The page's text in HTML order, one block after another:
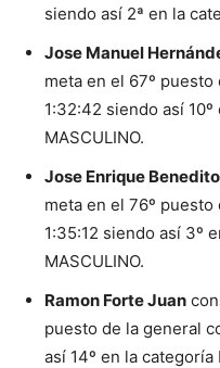
siendo así 2ª en la
Jose Manuel
meta en el 67º
1:32:42 siendo así
MASCULINO.
Jose Enrique
meta en el 76º
1:35:12 siendo así 3º
MASCULINO.
Ramon Forte Juan
puesto de la general
así 14º en la categoría